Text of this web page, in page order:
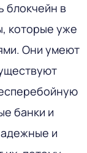
блокчейн в
которые уже
Они умеют
банки и
и